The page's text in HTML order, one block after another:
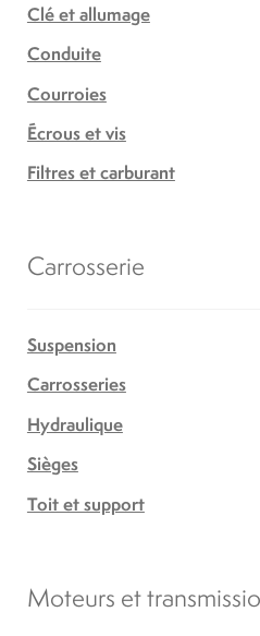
Clé et allumage
Conduite
Courroies
Écrous et vis
Filtres et carburant
Carrosserie
Suspension
Carrosseries
Hydraulique
Sièges
Toit et support
Moteurs et